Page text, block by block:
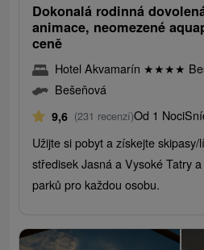
Dokonalá rodinná
animace, neomezené
ceně
Hotel Akvamarín ★★★★
Bešeňová
9,6 (231 recenzí)Od 1 Noci
Užijte si pobyt a získejte
středisek Jasná a Vysoké Tatry
parků pro každou osobu.